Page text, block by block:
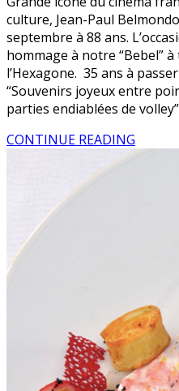
culture, Jean-Paul
septembre à 88 ans.
hommage à notre “Bebel”
l’Hexagone. 35 ans à
“Souvenirs joyeux entre
parties endiablées de
CONTINUE READING